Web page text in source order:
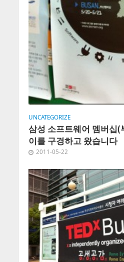
UNCATEGORIZE
삼성 소프트웨어 멤버십(
이를 구경하고 왔습니다
2011-05-22